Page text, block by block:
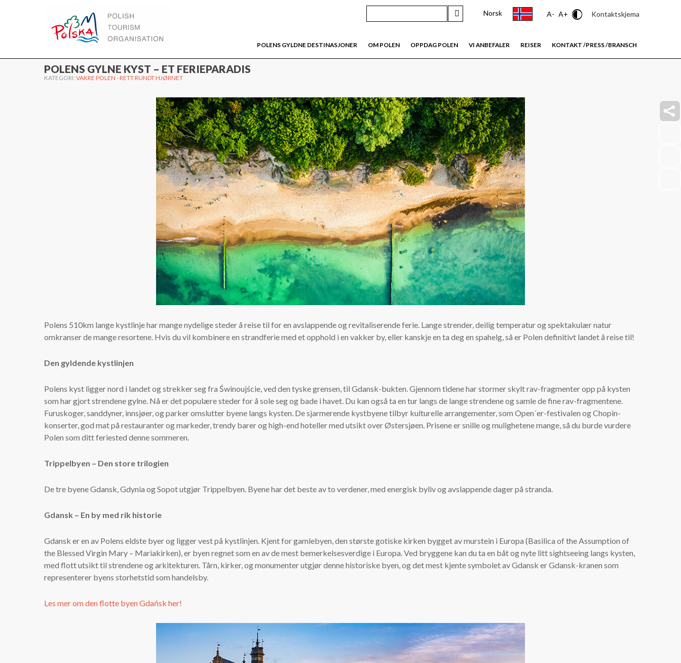
Norsk A- A+ ContrastKontaktskjema
WWW.POLEN.TRAVEL
POLENS GYLDNE DESTINASJONER OM POLEN OPPDAG POLEN VI ANBEFALER REISER KONTAKT /PRESS /BRANSCH
POLENS GYLNE KYST – ET FERIEPARADIS
KATEGORI: VAKRE POLEN - RETT RUNDT HJØRNET
Polens 510km lange kystlinje har mange nydelige steder å reise til for en avslappende og revitaliserende ferie. Lange strender, deilig temperatur og spektakulær natur
omkranser de mange resortene. Hvis du vil kombinere en strandferie med et opphold i en vakker by, eller kanskje en ta deg en spahelg, så er Polen definitivt landet å reise til!
Den gyldende kystlinjen
Polens kyst ligger nord i landet og strekker seg fra Świnoujście, ved den tyske grensen, til Gdansk-bukten. Gjennom tidene har stormer skylt rav-fragmenter opp på kysten
som har gjort strendene gylne. Nå er det populære steder for å sole seg og bade i havet. Du kan også ta en tur langs de lange strendene og samle de fine rav-fragmentene.
Furuskoger, sanddyner, innsjøer, og parker omslutter byene langs kysten. De sjarmerende kystbyene tilbyr kulturelle arrangementer, som Open´er-festivalen og Chopin-
konserter, god mat på restauranter og markeder, trendy barer og high-end hoteller med utsikt over Østersjøen. Prisene er snille og mulighetene mange, så du burde vurdere
Polen som ditt feriested denne sommeren.
Trippelbyen – Den store trilogien
De tre byene Gdansk, Gdynia og Sopot utgjør Trippelbyen. Byene har det beste av to verdener, med energisk byliv og avslappende dager på stranda.
Gdansk – En by med rik historie
Gdansk er en av Polens eldste byer og ligger vest på kystlinjen. Kjent for gamlebyen, den største gotiske kirken bygget av murstein i Europa (Basilica of the Assumption of
the Blessed Virgin Mary – Mariakirken), er byen regnet som en av de mest bemerkelsesverdige i Europa. Ved bryggene kan du ta en båt og nyte litt sightseeing langs kysten,
med flott utsikt til strendene og arkitekturen. Tårn, kirker, og monumenter utgjør denne historiske byen, og det mest kjente symbolet av Gdansk er Gdansk-kranen som
representerer byens storhetstid som handelsby.
Les mer om den flotte byen Gdańsk her!